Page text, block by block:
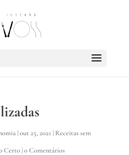
|out 25, 2021 | Receitas sem
Certo|0 Comentários